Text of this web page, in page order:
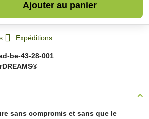
Ajouter au panier
Expéditions
be-43-28-001
sans compromis et sans que le